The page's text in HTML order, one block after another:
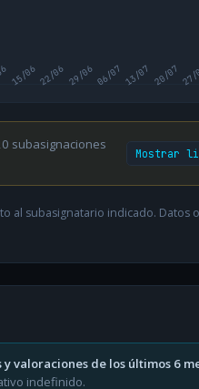
15/0622/06 29/0606/07 13/07 20/07
subasignaciones
Mostrar
subasignatario indicado. Datos
valoraciones de los últimos 6
indefinido.